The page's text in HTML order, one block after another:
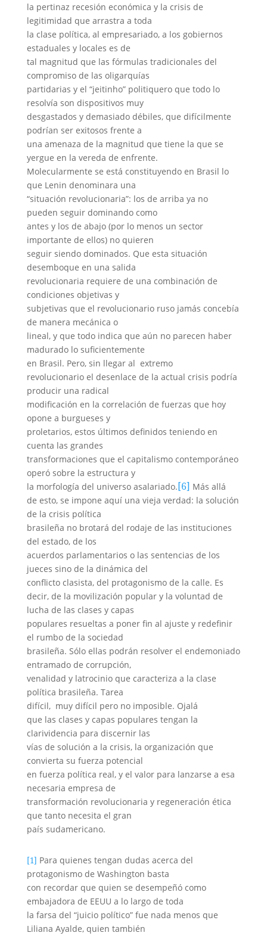
la pertinaz recesión económica y la crisis de
legitimidad que arrastra a toda
la clase política, al empresariado, a los gobiernos
estaduales y locales es de
tal magnitud que las fórmulas tradicionales del
compromiso de las oligarquías
partidarias y el “jeitinho” politiquero que todo lo
resolvía son dispositivos muy
desgastados y demasiado débiles, que difícilmente
podrían ser exitosos frente a
una amenaza de la magnitud que tiene la que se
yergue en la vereda de enfrente.
Molecularmente se está constituyendo en Brasil lo
que Lenin denominara una
“situación revolucionaria”: los de arriba ya no
pueden seguir dominando como
antes y los de abajo (por lo menos un sector
importante de ellos) no quieren
seguir siendo dominados. Que esta situación
desemboque en una salida
revolucionaria requiere de una combinación de
condiciones objetivas y
subjetivas que el revolucionario ruso jamás concebía
de manera mecánica o
lineal, y que todo indica que aún no parecen haber
madurado lo suficientemente
en Brasil. Pero, sin llegar al extremo
revolucionario el desenlace de la actual crisis podría
producir una radical
modificación en la correlación de fuerzas que hoy
opone a burgueses y
proletarios, estos últimos definidos teniendo en
cuenta las grandes
transformaciones que el capitalismo contemporáneo
operó sobre la estructura y
la morfología del universo asalariado.[6] Más allá
de esto, se impone aquí una vieja verdad: la solución
de la crisis política
brasileña no brotará del rodaje de las instituciones
del estado, de los
acuerdos parlamentarios o las sentencias de los
jueces sino de la dinámica del
conflicto clasista, del protagonismo de la calle. Es
decir, de la movilización popular y la voluntad de
lucha de las clases y capas
populares resueltas a poner fin al ajuste y redefinir
el rumbo de la sociedad
brasileña. Sólo ellas podrán resolver el endemoniado
entramado de corrupción,
venalidad y latrocinio que caracteriza a la clase
política brasileña. Tarea
difícil, muy difícil pero no imposible. Ojalá
que las clases y capas populares tengan la
clarividencia para discernir las
vías de solución a la crisis, la organización que
convierta su fuerza potencial
en fuerza política real, y el valor para lanzarse a esa
necesaria empresa de
transformación revolucionaria y regeneración ética
que tanto necesita el gran
país sudamericano.
[1] Para quienes tengan dudas acerca del
protagonismo de Washington basta
con recordar que quien se desempeñó como
embajadora de EEUU a lo largo de toda
la farsa del “juicio político” fue nada menos que
Liliana Ayalde, quien también